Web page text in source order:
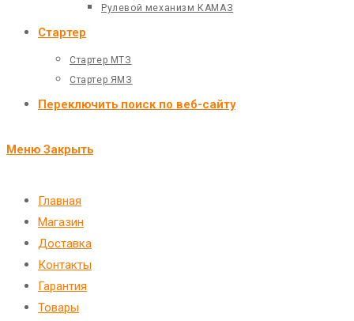
Рулевой механизм КАМАЗ
Стартер
Стартер МТЗ
Стартер ЯМЗ
Переключить поиск по веб-сайту
Меню Закрыть
Главная
Магазин
Доставка
Контакты
Гарантия
Товары